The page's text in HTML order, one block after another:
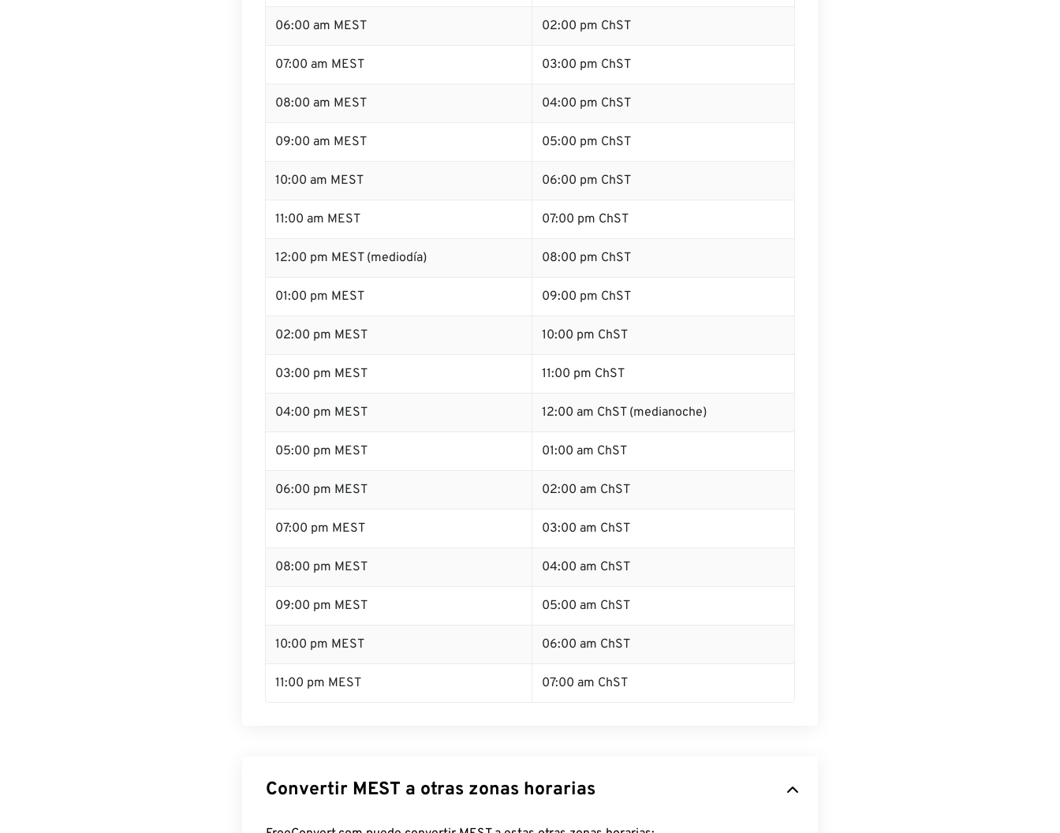
06:00 am MEST 02:00 pm ChST
07:00 am MEST 03:00 pm ChST
08:00 am MEST 04:00 pm ChST
09:00 am MEST 05:00 pm ChST
10:00 am MEST 06:00 pm ChST
11:00 am MEST 07:00 pm ChST
12:00 pm MEST (mediodía) 08:00 pm ChST
01:00 pm MEST 09:00 pm ChST
02:00 pm MEST 10:00 pm ChST
03:00 pm MEST 11:00 pm ChST
04:00 pm MEST 12:00 am ChST (medianoche)
05:00 pm MEST 01:00 am ChST
06:00 pm MEST 02:00 am ChST
07:00 pm MEST 03:00 am ChST
08:00 pm MEST 04:00 am ChST
09:00 pm MEST 05:00 am ChST
10:00 pm MEST 06:00 am ChST
11:00 pm MEST 07:00 am ChST
Convertir MEST a otras zonas horarias